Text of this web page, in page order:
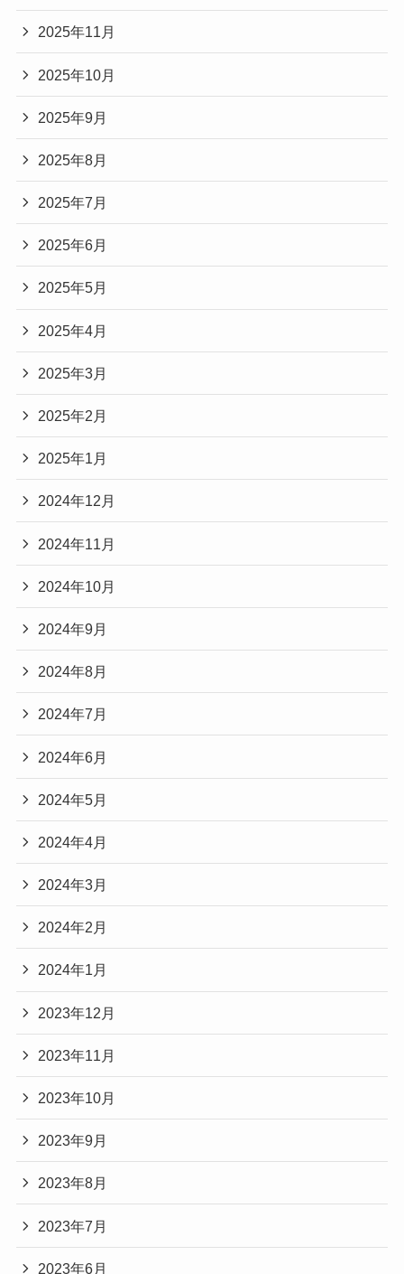
2025年11月
2025年10月
2025年9月
2025年8月
2025年7月
2025年6月
2025年5月
2025年4月
2025年3月
2025年2月
2025年1月
2024年12月
2024年11月
2024年10月
2024年9月
2024年8月
2024年7月
2024年6月
2024年5月
2024年4月
2024年3月
2024年2月
2024年1月
2023年12月
2023年11月
2023年10月
2023年9月
2023年8月
2023年7月
2023年6月